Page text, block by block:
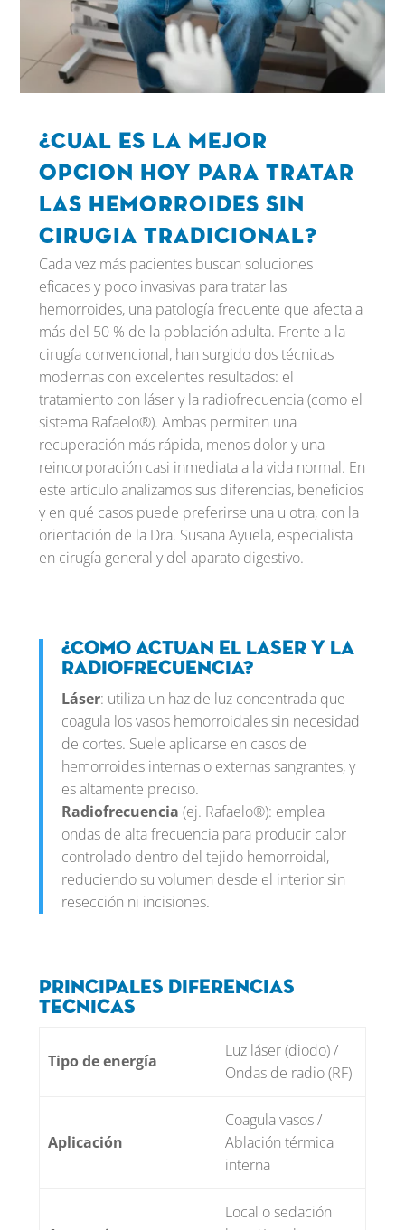
¿Cual es la mejor
opcion hoy para tratar
las hemorroides sin
cirugia tradicional?
Cada vez más pacientes buscan soluciones
eficaces y poco invasivas para tratar las
hemorroides, una patología frecuente que afecta a
más del 50 % de la población adulta. Frente a la
cirugía convencional, han surgido dos técnicas
modernas con excelentes resultados: el
tratamiento con láser y la radiofrecuencia (como el
sistema Rafaelo®). Ambas permiten una
recuperación más rápida, menos dolor y una
reincorporación casi inmediata a la vida normal. En
este artículo analizamos sus diferencias, beneficios
y en qué casos puede preferirse una u otra, con la
orientación de la Dra. Susana Ayuela, especialista
en cirugía general y del aparato digestivo.
¿Como actuan el laser y la
radiofrecuencia?
Láser: utiliza un haz de luz concentrada que
coagula los vasos hemorroidales sin necesidad
de cortes. Suele aplicarse en casos de
hemorroides internas o externas sangrantes, y
es altamente preciso.
Radiofrecuencia (ej. Rafaelo®): emplea
ondas de alta frecuencia para producir calor
controlado dentro del tejido hemorroidal,
reduciendo su volumen desde el interior sin
resección ni incisiones.
Principales diferencias
tecnicas
Tipo de energía
Luz láser (diodo) /
Ondas de radio (RF)
Aplicación
Coagula vasos /
Ablación térmica
interna
Local o sedación